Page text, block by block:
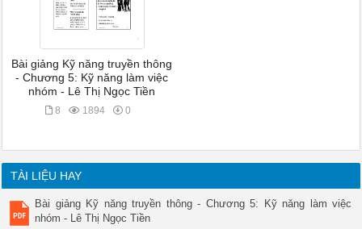
Bài giảng Kỹ năng truyền thông
- Chương 5: Kỹ năng làm việc
nhóm - Lê Thị Ngọc Tiền
8 1894 0
TÀI LIỆU HAY
Bài giảng Kỹ năng truyền thông - Chương 5: Kỹ năng làm việc
nhóm - Lê Thị Ngọc Tiền